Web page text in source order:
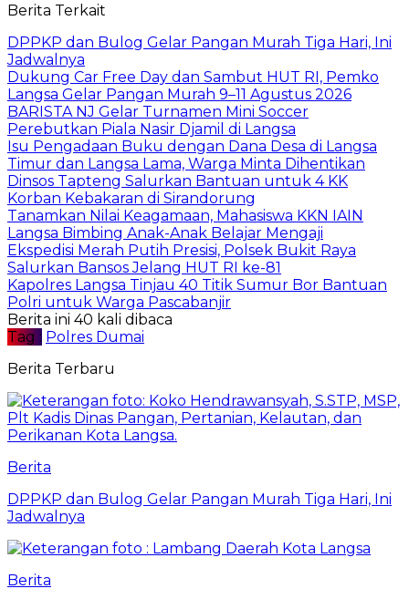
Berita Terkait
DPPKP dan Bulog Gelar Pangan Murah Tiga Hari, Ini
Jadwalnya
Dukung Car Free Day dan Sambut HUT RI, Pemko
Langsa Gelar Pangan Murah 9–11 Agustus 2026
BARISTA NJ Gelar Turnamen Mini Soccer
Perebutkan Piala Nasir Djamil di Langsa
Isu Pengadaan Buku dengan Dana Desa di Langsa
Timur dan Langsa Lama, Warga Minta Dihentikan
Dinsos Tapteng Salurkan Bantuan untuk 4 KK
Korban Kebakaran di Sirandorung
Tanamkan Nilai Keagamaan, Mahasiswa KKN IAIN
Langsa Bimbing Anak-Anak Belajar Mengaji
Ekspedisi Merah Putih Presisi, Polsek Bukit Raya
Salurkan Bansos Jelang HUT RI ke-81
Kapolres Langsa Tinjau 40 Titik Sumur Bor Bantuan
Polri untuk Warga Pascabanjir
Berita ini 40 kali dibaca
Tag : Polres Dumai
Berita Terbaru
Berita
DPPKP dan Bulog Gelar Pangan Murah Tiga Hari, Ini
Jadwalnya
Berita